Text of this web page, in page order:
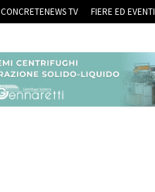
CONCRETENEWS TV FIERE ED EVENTI